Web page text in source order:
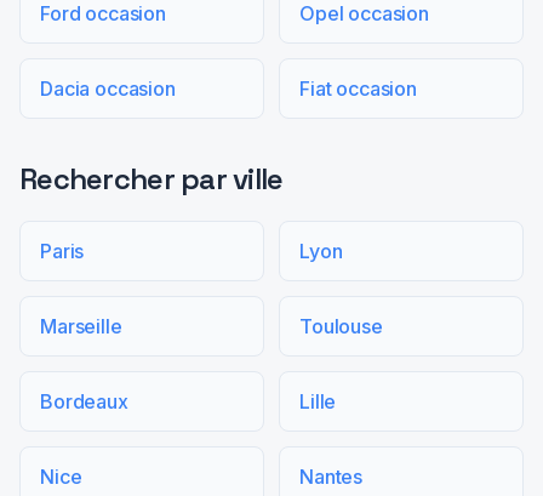
Ford occasion Opel occasion
Dacia occasion Fiat occasion
Rechercher par ville
Paris Lyon
Marseille Toulouse
Bordeaux Lille
Nice Nantes